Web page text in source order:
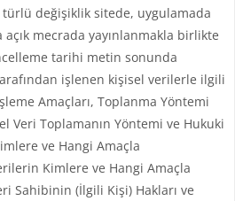
değişiklik sitede, uygulamada
mecrada yayınlanmakla birlikte
tarihi metin sonunda
işlenen kişisel verilerle ilgili
Amaçları, Toplanma Yöntemi
Veri Toplamanın Yöntemi ve Hukuki
ve Hangi Amaçla
Kimlere ve Hangi Amaçla
Sahibinin (İlgili Kişi) Hakları ve